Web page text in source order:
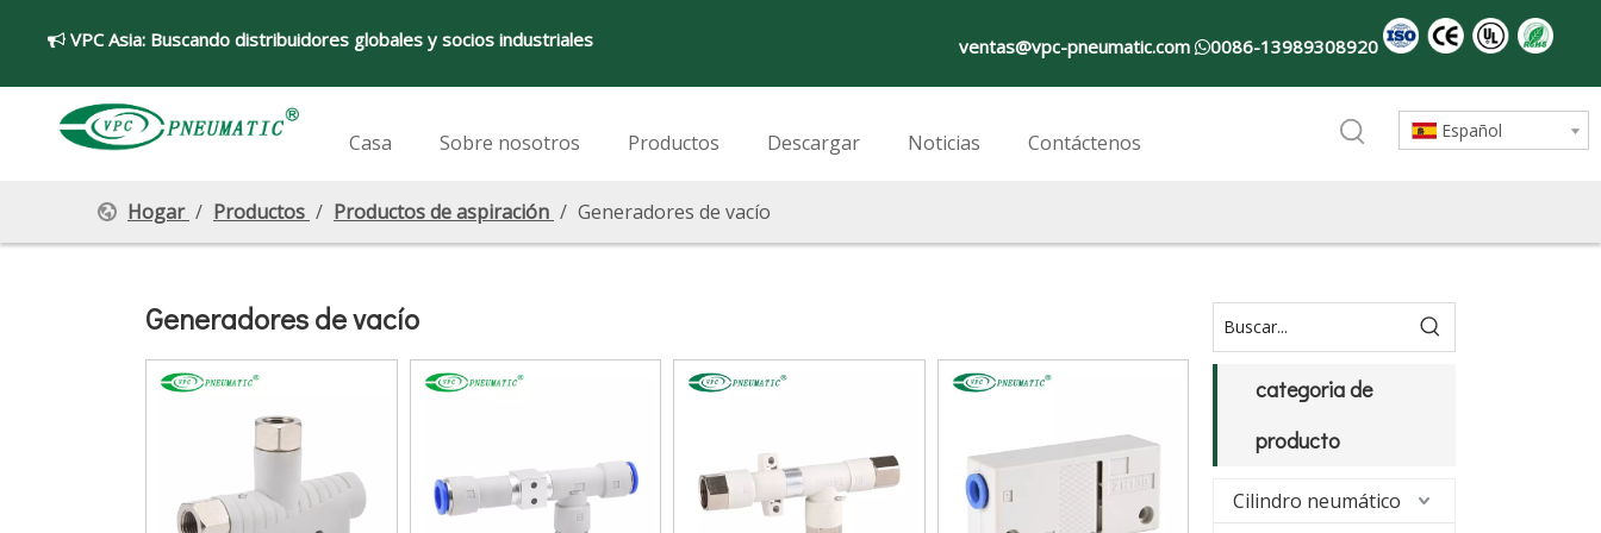
 VPC Asia: Buscando distribuidores globales y socios industriales ventas@vpc-pneumatic.com 0086-13989308920
Casa Sobre nosotros Productos Descargar Noticias Contáctenos Español
Hogar / Productos / Productos de aspiración / Generadores de vacío
Generadores de vacío
categoria de
producto
Cilindro neumático